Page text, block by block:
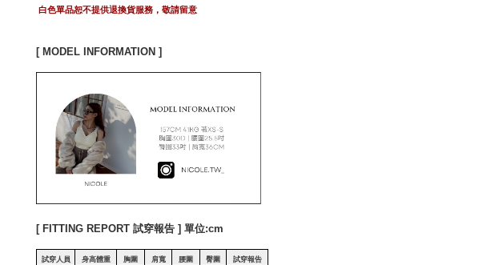
白色單品恕不提供退換貨服務，敬請留意
[ MODEL INFORMATION ]
[ FITTING REPORT 試穿報告 ] 單位:cm
試穿人員 身高體重 胸圍 肩寬 腰圍 臀圍
試穿報告